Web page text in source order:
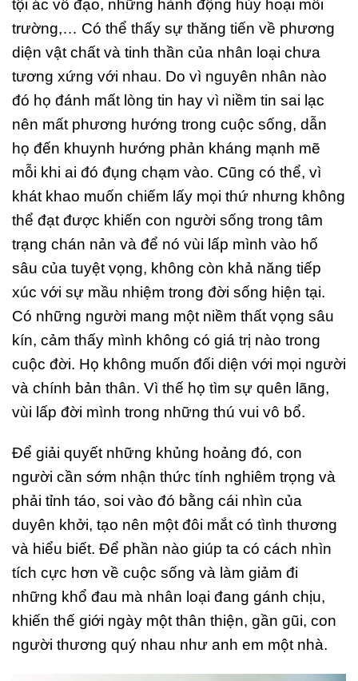
tội ác vô đạo, những hành động hủy hoại môi
trường,… Có thể thấy sự thăng tiến về phương
diện vật chất và tinh thần của nhân loại chưa
tương xứng với nhau. Do vì nguyên nhân nào
đó họ đánh mất lòng tin hay vì niềm tin sai lạc
nên mất phương hướng trong cuộc sống, dẫn
họ đến khuynh hướng phản kháng mạnh mẽ
mỗi khi ai đó đụng chạm vào. Cũng có thể, vì
khát khao muốn chiếm lấy mọi thứ nhưng không
thể đạt được khiến con người sống trong tâm
trạng chán nản và để nó vùi lấp mình vào hố
sâu của tuyệt vọng, không còn khả năng tiếp
xúc với sự mầu nhiệm trong đời sống hiện tại.
Có những người mang một niềm thất vọng sâu
kín, cảm thấy mình không có giá trị nào trong
cuộc đời. Họ không muốn đối diện với mọi người
và chính bản thân. Vì thế họ tìm sự quên lãng,
vùi lấp đời mình trong những thú vui vô bổ.
Để giải quyết những khủng hoảng đó, con
người cần sớm nhận thức tính nghiêm trọng và
phải tỉnh táo, soi vào đó bằng cái nhìn của
duyên khởi, tạo nên một đôi mắt có tình thương
và hiểu biết. Để phần nào giúp ta có cách nhìn
tích cực hơn về cuộc sống và làm giảm đi
những khổ đau mà nhân loại đang gánh chịu,
khiến thế giới ngày một thân thiện, gần gũi, con
người thương quý nhau như anh em một nhà.